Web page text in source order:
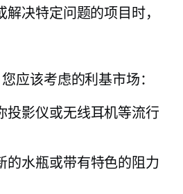
解决特定问题的项目时，
您应该考虑的利基市场：
影仪或无线耳机等流行
水瓶或带有特色的阻力